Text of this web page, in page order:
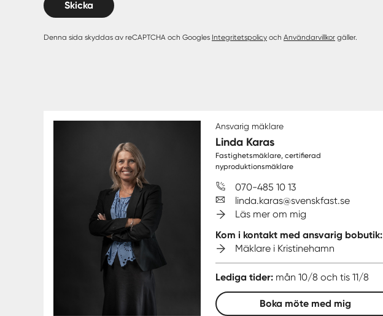
Skicka
Denna sida skyddas av reCAPTCHA och Googles Integritetspolicy och Användarvillkor gäller.
Ansvarig mäklare
Linda Karas
Fastighetsmäklare, certifierad
nyproduktionsmäklare
070-485 10 13
linda.karas@svenskfast.se
Läs mer om mig
Kom i kontakt med ansvarig bobutik:
Mäklare i Kristinehamn
Lediga tider: mån 10/8 och tis 11/8
Boka möte med mig